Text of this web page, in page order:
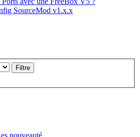
SourceMod v1.x.x
Filtre
nouveauté